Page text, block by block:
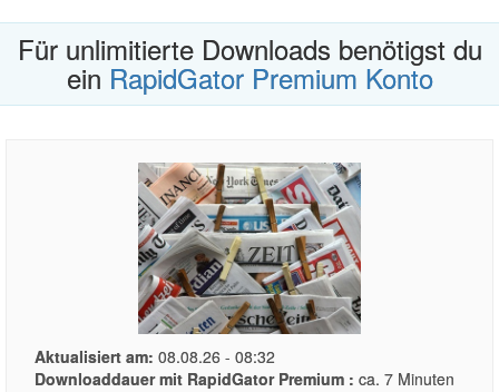
Für unlimitierte Downloads benötigst du
ein RapidGator Premium Konto
Aktualisiert am: 08.08.26 - 08:32
Downloaddauer mit RapidGator Premium : ca. 7 Minuten